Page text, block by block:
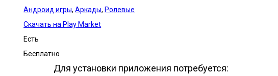
Андроид игры,Аркады, Ролевые
Скачать на Play Market
Есть
Бесплатно
Для установки приложения потребуется: